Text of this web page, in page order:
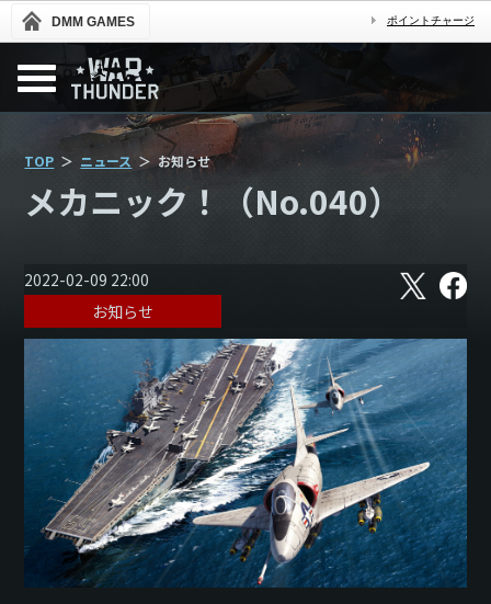
DMM GAMES ポイントチャージ
TOP ニュース お知らせ
メカニック！（No.040）
2022-02-09 22:00 X フ
ェ
ス
ブ
ッ
ク
お知らせ